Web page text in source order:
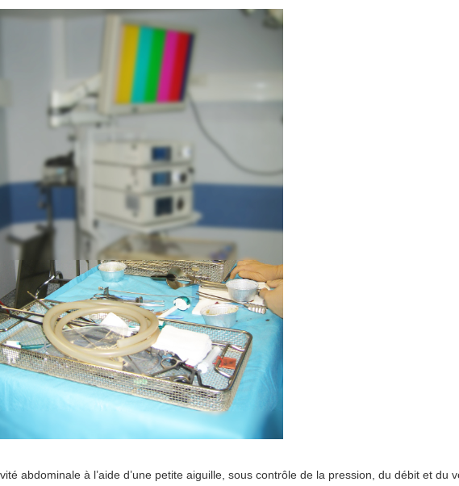
abdominale à l’aide d’une petite aiguille, sous contrôle de la pression, du débit et du